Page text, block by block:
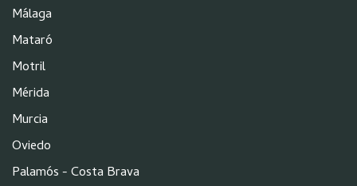
Málaga
Mataró
Motril
Mérida
Murcia
Oviedo
Palamós - Costa Brava